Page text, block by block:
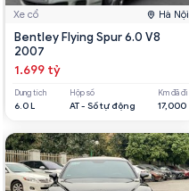
Xe cổ Hà Nội
Bentley Flying Spur 6.0 V8
2007
1.699 tỷ
Dung tích
6.0 L
Hộp số
AT - Số tự động
Km đã đi
17,000